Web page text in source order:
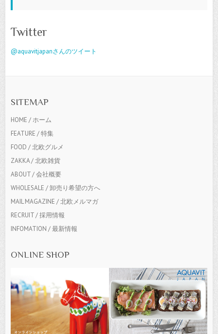
Twitter
@aquavitjapanさんのツイート
SITEMAP
HOME / ホーム
FEATURE / 特集
FOOD / 北欧グルメ
ZAKKA / 北欧雑貨
ABOUT / 会社概要
WHOLESALE / 卸売り希望の方へ
MAIL MAGAZINE / 北欧メルマガ
RECRUIT / 採用情報
INFOMATION / 最新情報
ONLINE SHOP